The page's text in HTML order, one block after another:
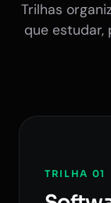
Trilhas
que estudar,
TRILHA 01